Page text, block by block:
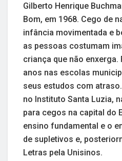
Gilberto Henrique
Bom, em 1968. Cego de
infância movimentada e
as pessoas costumam
criança que não
anos nas escolas
seus estudos com
no Instituto Santa Luzia,
para cegos na capital do
ensino fundamental e o
de supletivos e,
Letras pela Unisinos.